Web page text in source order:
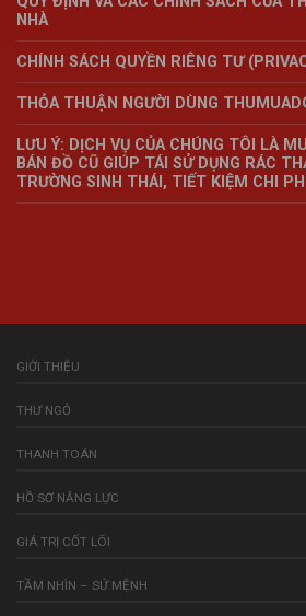
NHÀ
CHÍNH SÁCH QUYỀN RIÊNG TƯ
THỎA THUẬN NGƯỜI DÙNG
LƯU Ý: DỊCH VỤ CỦA CHÚNG TÔI LÀ
BÁN ĐỒ CŨ GIÚP TÁI SỬ DỤNG RÁC
TRƯỜNG SINH THÁI, TIẾT KIỆM CHI
GIỚI THIỆU
THƯ NGỎ
THANH TOÁN
HỒ SƠ NĂNG LỰC
GIÁ TRỊ CỐT LÕI
TẦM NHÌN – SỨ MỆNH